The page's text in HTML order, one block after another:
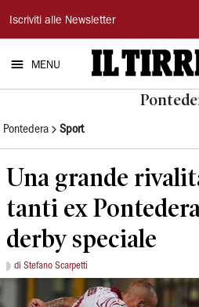
Il
Tirreno
Iscriviti alle Newsletter
MENU
Pontedera Sport
Una grande
tanti ex
derby speciale
di Stefano Scarpetti